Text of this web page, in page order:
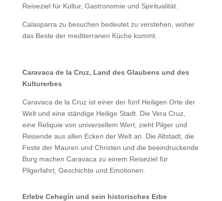
Reiseziel für Kultur, Gastronomie und Spiritualität.
Calasparra zu besuchen bedeutet zu verstehen, woher
das Beste der mediterranen Küche kommt.
Caravaca de la Cruz, Land des Glaubens und des
Kulturerbes
Caravaca de la Cruz ist einer der fünf Heiligen Orte der
Welt und eine ständige Heilige Stadt. Die Vera Cruz,
eine Reliquie von universellem Wert, zieht Pilger und
Reisende aus allen Ecken der Welt an. Die Altstadt, die
Feste der Mauren und Christen und die beeindruckende
Burg machen Caravaca zu einem Reiseziel für
Pilgerfahrt, Geschichte und Emotionen.
Erlebe Cehegín und sein historisches Erbe